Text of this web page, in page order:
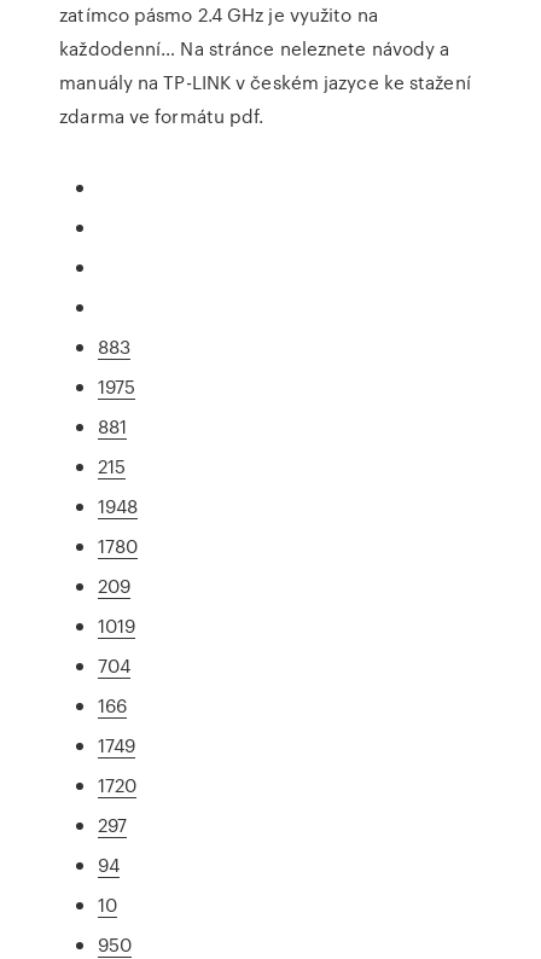
zatímco pásmo 2.4 GHz je využito na
každodenní… Na stránce neleznete návody a
manuály na TP-LINK v českém jazyce ke stažení
zdarma ve formátu pdf.
883
1975
881
215
1948
1780
209
1019
704
166
1749
1720
297
94
10
950